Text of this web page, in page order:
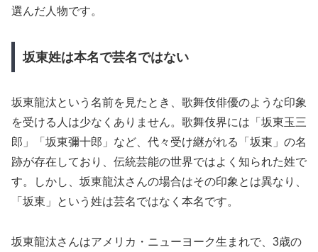
選んだ人物です。
坂東姓は本名で芸名ではない
坂東龍汰という名前を見たとき、歌舞伎俳優のような印象
を受ける人は少なくありません。歌舞伎界には「坂東玉三
郎」「坂東彌十郎」など、代々受け継がれる「坂東」の名
跡が存在しており、伝統芸能の世界ではよく知られた姓で
す。しかし、坂東龍汰さんの場合はその印象とは異なり、
「坂東」という姓は芸名ではなく本名です。
坂東龍汰さんはアメリカ・ニューヨーク生まれで、3歳の